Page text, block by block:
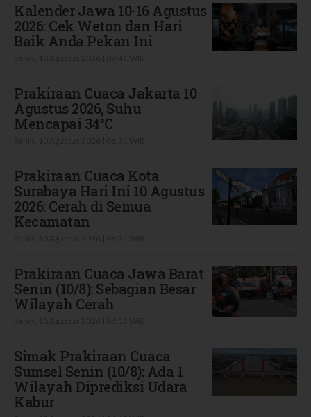
Kalender Jawa 10-16 Agustus
2026: Cek Weton dan Hari
Baik Anda Pekan Ini
Prakiraan Cuaca Jakarta 10
Agustus 2026, Suhu
Mencapai 34°C
Prakiraan Cuaca Kota
Surabaya Hari Ini 10 Agustus
2026: Cerah di Semua
Kecamatan
Prakiraan Cuaca Jawa Barat
Senin (10/8): Sebagian Besar
Wilayah Cerah
Simak Prakiraan Cuaca
Sumsel Senin (10/8): Ada 1
Wilayah Diprediksi Udara
Kabur